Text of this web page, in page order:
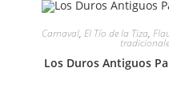
Carnaval, El Tío de la Tiza,
Los Duros Antiguos